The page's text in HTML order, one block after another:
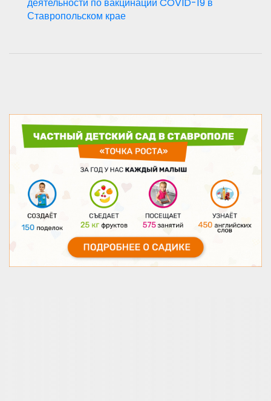
деятельности по вакцинации COVID-19 в
Ставропольском крае